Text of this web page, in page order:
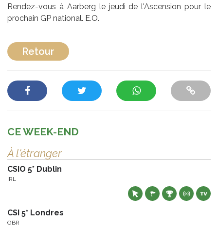
Rendez-vous à Aarberg le jeudi de l'Ascension pour le
prochain GP national. E.O.
Retour
CE WEEK-END
À l'étranger
CSIO 5* Dublin
IRL
CSI 5* Londres
GBR